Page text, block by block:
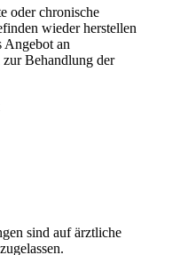
oder chronische
wieder herstellen
Angebot an
Behandlung der
sind auf ärztliche